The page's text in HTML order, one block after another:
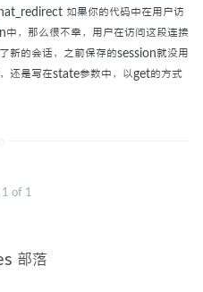
如果你的代码中在用户访
，那么很不幸，用户在访问这段连接
新的会话，之前保存的session就没用
还是写在state参数中，以get的方式
1 of 1
部落